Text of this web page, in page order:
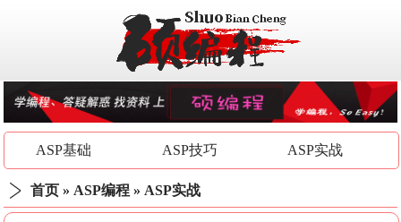
ASP基础 ASP技巧 ASP实战
首页 » ASP编程 » ASP实战